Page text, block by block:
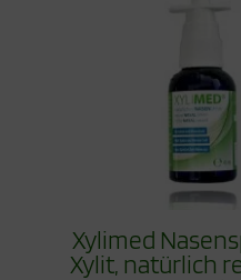
Xylimed
Xylit, natürlich